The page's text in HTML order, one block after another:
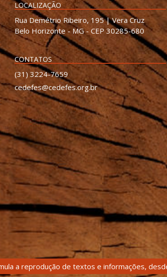
LOCALIZAÇÃO
Rua Demétrio Ribeiro, 195 | Vera Cruz
Belo Horizonte - MG - CEP 30285-680
CONTATOS
(31) 3224-7659
cedefes@cedefes.org.br
a reprodução de textos e informações,